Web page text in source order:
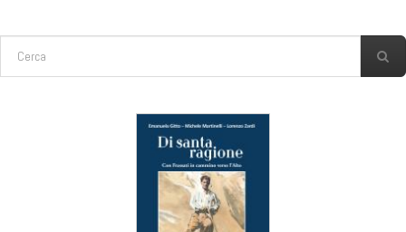
FORM DI RICERCA